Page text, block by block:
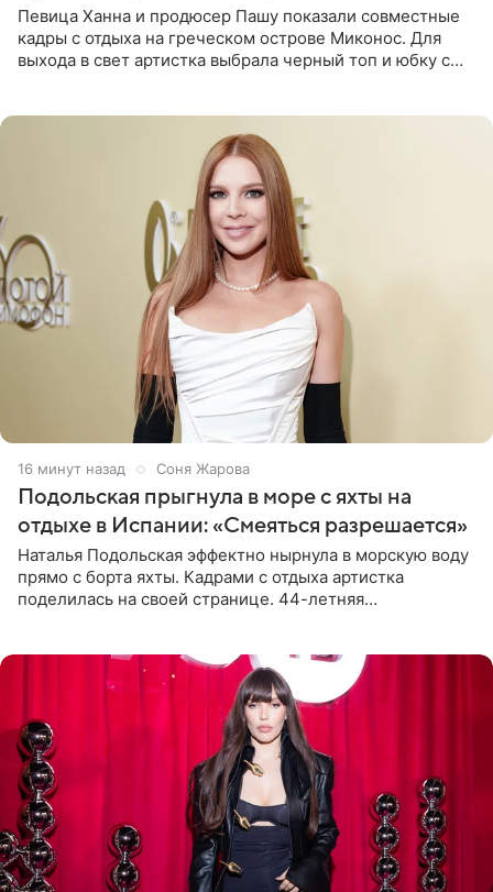
Певица Ханна и продюсер Пашу показали совместные
кадры с отдыха на греческом острове Миконос. Для
выхода в свет артистка выбрала черный топ и юбку с
16 минут назад Соня Жарова
Подольская прыгнула в море с яхты на
отдыхе в Испании: «Смеяться разрешается»
Наталья Подольская эффектно нырнула в морскую воду
прямо с борта яхты. Кадрами с отдыха артистка
поделилась на своей странице. 44-летняя